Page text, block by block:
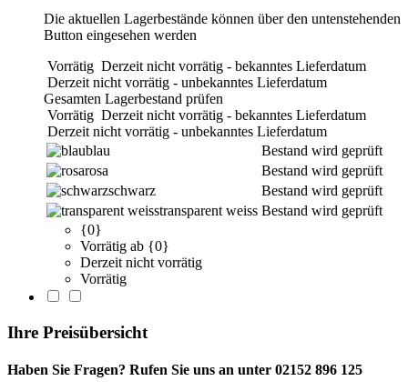
Die aktuellen Lagerbestände können über den untenstehenden
Button eingesehen werden
Vorrätig Derzeit nicht vorrätig - bekanntes Lieferdatum
Derzeit nicht vorrätig - unbekanntes Lieferdatum
Gesamten Lagerbestand prüfen
Vorrätig Derzeit nicht vorrätig - bekanntes Lieferdatum
Derzeit nicht vorrätig - unbekanntes Lieferdatum
blau
Bestand wird geprüft
rosa
Bestand wird geprüft
schwarz
Bestand wird geprüft
transparent weiss Bestand wird geprüft
{0}
Vorrätig ab {0}
Derzeit nicht vorrätig
Vorrätig
Ihre Preisübersicht
Haben Sie Fragen? Rufen Sie uns an unter 02152 896 125